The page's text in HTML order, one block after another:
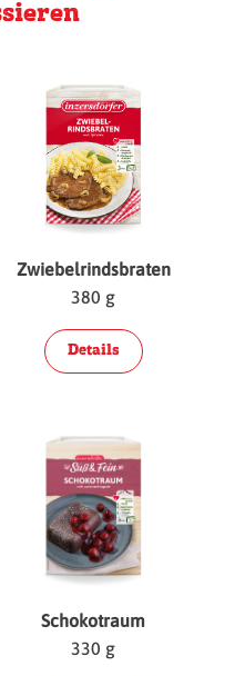
Zwiebelrindsbraten
380 g
Details
Schokotraum
330 g